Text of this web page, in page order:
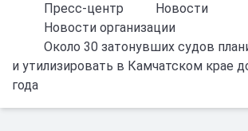
Пресс-центр
Новости
Новости организации
Около 30 затонувших судов
и утилизировать в Камчатском крае
года